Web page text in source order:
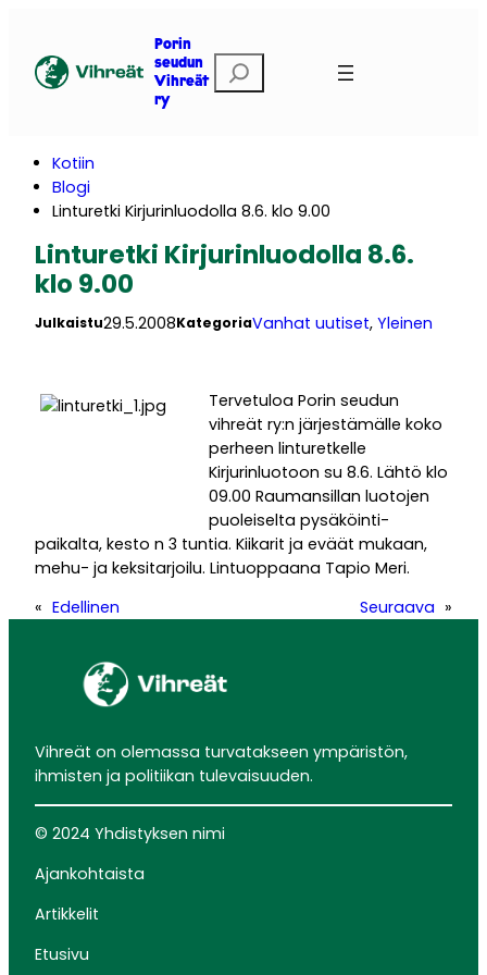
Porin
seudun
Vihreät
ry
t
Kotiin
Blogi
Linturetki Kirjurinluodolla 8.6. klo 9.00
Linturetki Kirjurinluodolla 8.6.
klo 9.00
Julkaistu29.5.2008KategoriaVanhat uutiset, Yleinen
Tervetuloa Porin seudun
vihreät ry:n järjestämälle koko
perheen linturetkelle
Kirjurinluotoon su 8.6. Lähtö klo
09.00 Raumansillan luotojen
puoleiselta pysäköinti-
paikalta, kesto n 3 tuntia. Kiikarit ja eväät mukaan,
mehu- ja keksitarjoilu. Lintuoppaana Tapio Meri.
« Edellinen Seuraava »
Vihreät on olemassa turvatakseen ympäristön,
ihmisten ja politiikan tulevaisuuden.
© 2024 Yhdistyksen nimi
Ajankohtaista
Artikkelit
Etusivu